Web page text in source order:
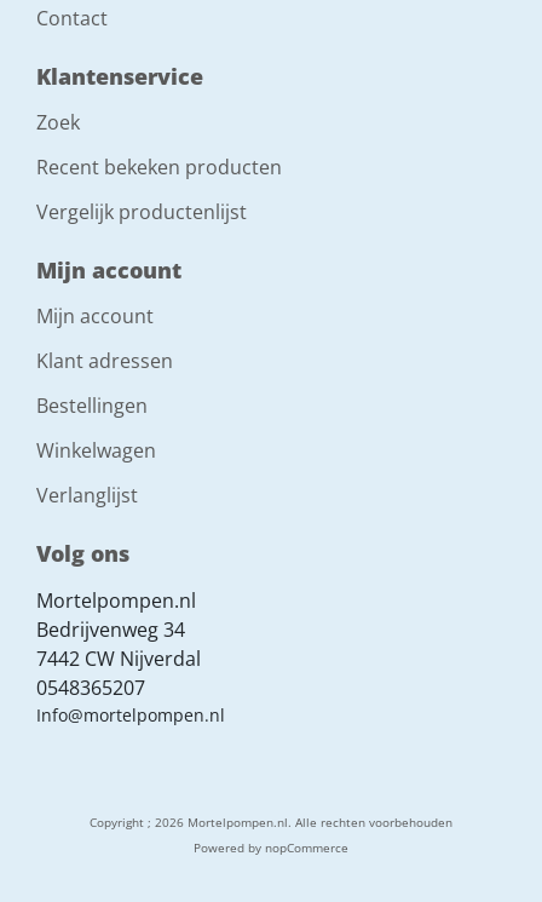
Contact
Klantenservice
Zoek
Recent bekeken producten
Vergelijk productenlijst
Mijn account
Mijn account
Klant adressen
Bestellingen
Winkelwagen
Verlanglijst
Volg ons
Mortelpompen.nl
Bedrijvenweg 34
7442 CW Nijverdal
0548365207
Info@mortelpompen.nl
Copyright ; 2026 Mortelpompen.nl. Alle rechten voorbehouden
Powered by nopCommerce